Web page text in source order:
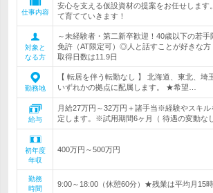
仕事内容
安心を支える仮設資材の提案をお任せしま
て育てていきます！
対象と
なる方
～未経験者・第二新卒歓迎！40歳以下の若
免許（AT限定可）◎人と話すことが好きな
取得日数は11.9日
勤務地
【 転居を伴う転勤なし 】 北海道、東北、埼
いずれかの拠点に配属します。 ★希望…
給与
月給27万円～32万円＋諸手当※経験やスキ
定します。※試用期間6ヶ月（ 待遇の変動なし
初年度
年収
400万円～500万円
勤務
時間
9:00～18:00（休憩60分）★残業は平均月15